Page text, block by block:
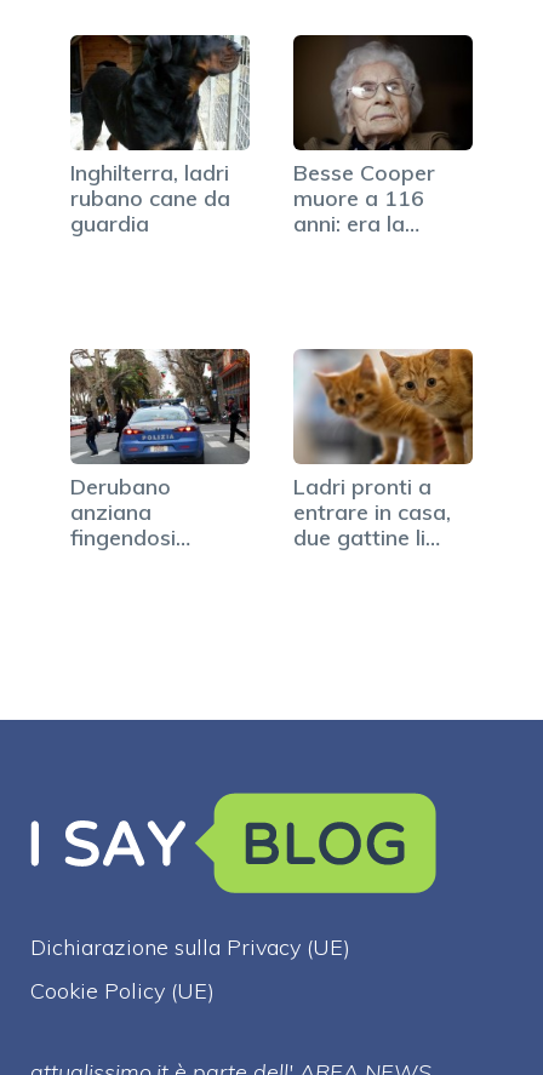
Inghilterra, ladri
rubano cane da
guardia
Besse Cooper
muore a 116
anni: era la
Derubano
anziana
fingendosi
Ladri pronti a
entrare in casa,
due gattine li…
Dichiarazione sulla Privacy (UE)
Cookie Policy (UE)